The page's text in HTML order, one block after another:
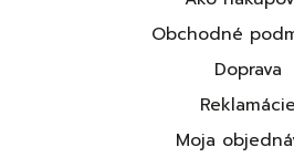
Obchodné
Doprava
Reklamácie
Moja